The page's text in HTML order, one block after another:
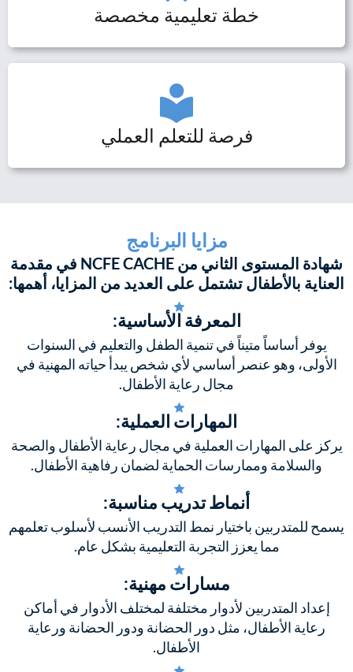
خطة تعليمية مخصصة
فرصة للتعلم العملي
مزايا البرنامج
شهادة المستوى الثاني من NCFE CACHE في مقدمة
العناية بالأطفال تشتمل على العديد من المزايا، أهمها:
المعرفة الأساسية:
يوفر أساساً متيناً في تنمية الطفل والتعليم في السنوات
الأولى، وهو عنصر أساسي لأي شخص يبدأ حياته المهنية في
مجال رعاية الأطفال.
المهارات العملية:
يركز على المهارات العملية في مجال رعاية الأطفال والصحة
والسلامة وممارسات الحماية لضمان رفاهية الأطفال.
أنماط تدريب مناسبة:
يسمح للمتدربين باختيار نمط التدريب الأنسب لأسلوب تعلمهم
مما يعزز التجربة التعليمية بشكل عام.
مسارات مهنية:
إعداد المتدربين لأدوار مختلفة لمختلف الأدوار في أماكن
رعاية الأطفال، مثل دور الحضانة ودور الحضانة ورعاية
الأطفال.